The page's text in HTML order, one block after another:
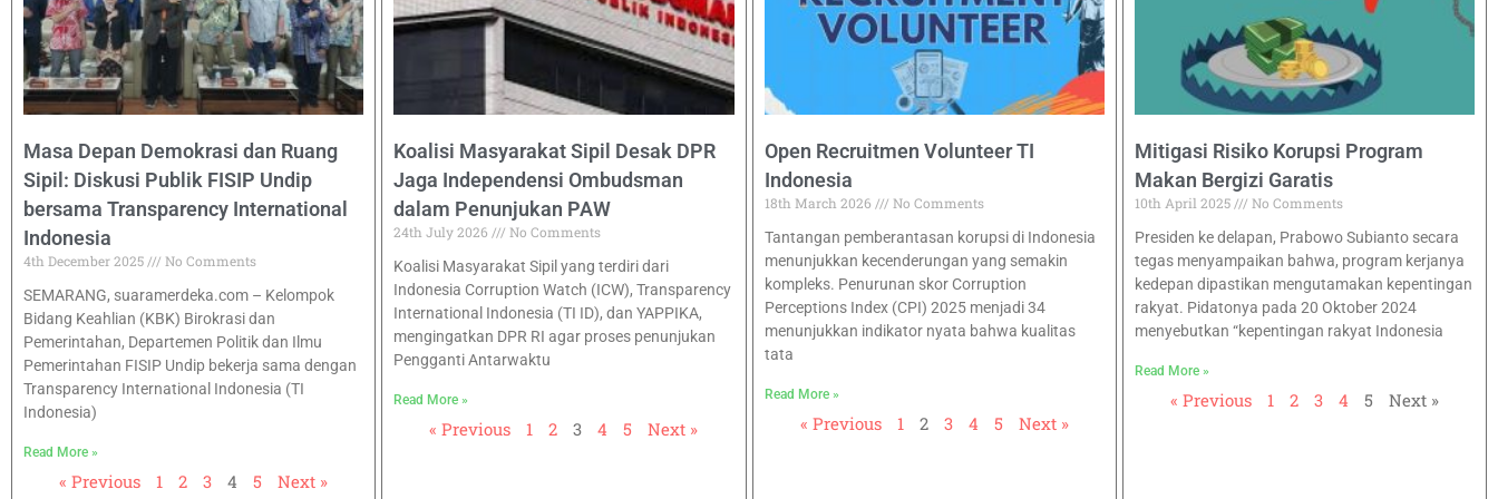
Masa Depan Demokrasi dan Ruang
Sipil: Diskusi Publik FISIP Undip
bersama Transparency International
Indonesia
4th December 2025
No Comments
SEMARANG, suaramerdeka.com – Kelompok
Bidang Keahlian (KBK) Birokrasi dan
Pemerintahan, Departemen Politik dan Ilmu
Pemerintahan FISIP Undip bekerja sama dengan
Transparency International Indonesia (TI
Indonesia)
Read More »
« Previous 1 2 3 4 5 Next »
Koalisi Masyarakat Sipil Desak DPR
Jaga Independensi Ombudsman
dalam Penunjukan PAW
24th July 2026
No Comments
Koalisi Masyarakat Sipil yang terdiri dari
Indonesia Corruption Watch (ICW), Transparency
International Indonesia (TI ID), dan YAPPIKA,
mengingatkan DPR RI agar proses penunjukan
Pengganti Antarwaktu
Read More »
« Previous 1 2 3 4 5 Next »
Open Recruitmen Volunteer TI
Indonesia
18th March 2026
No Comments
Tantangan pemberantasan korupsi di Indonesia
menunjukkan kecenderungan yang semakin
kompleks. Penurunan skor Corruption
Perceptions Index (CPI) 2025 menjadi 34
menunjukkan indikator nyata bahwa kualitas
tata
Read More »
« Previous 1 2 3 4 5 Next »
Mitigasi Risiko Korupsi Program
Makan Bergizi Garatis
10th April 2025
No Comments
Presiden ke delapan, Prabowo Subianto secara
tegas menyampaikan bahwa, program kerjanya
kedepan dipastikan mengutamakan kepentingan
rakyat. Pidatonya pada 20 Oktober 2024
menyebutkan “kepentingan rakyat Indonesia
Read More »
« Previous 1 2 3 4 5 Next »